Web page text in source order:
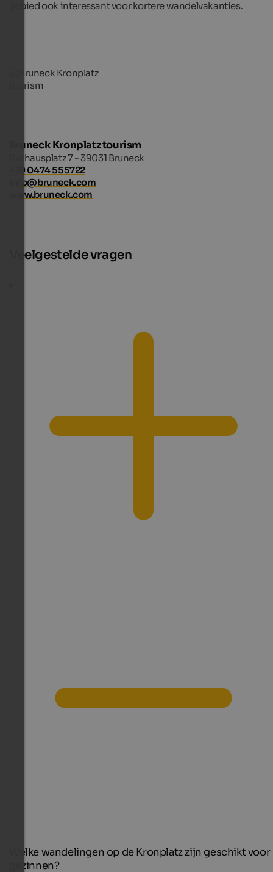
gebied ook interessant voor kortere wandelvakanties.
Bruneck Kronplatz tourism
Rathausplatz 7 - 39031 Bruneck
+39 0474 555722
info@bruneck.com
www.bruneck.com
Veelgestelde vragen
Welke wandelingen op de Kronplatz zijn geschikt voor
gezinnen?